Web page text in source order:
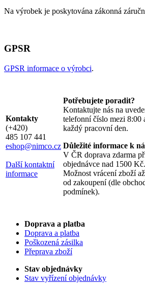
Na výrobek je poskytována zákonná
GPSR
GPSR informace o výrobci.
Kontakty
(+420)
485 107 441
eshop@nimco.cz
Další kontaktní
informace
Potřebujete poradit?
Kontaktujte nás na
telefonní číslo mezi 8:00
každý pracovní den.
Důležité informace k
V ČR doprava zdarma
objednávce nad 1500 Kč.
Možnost vrácení zboží
od zakoupení (dle
podmínek).
Doprava a platba
Doprava a platba
Poškozená zásilka
Přeprava zboží
Stav objednávky
Stav vyřízení objednávky